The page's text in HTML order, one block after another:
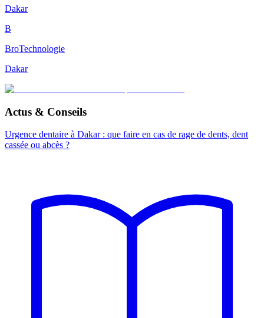
Dakar
B
BroTechnologie
Dakar
Actus & Conseils
Urgence dentaire à Dakar : que faire en cas de rage de dents, dent
cassée ou abcès ?